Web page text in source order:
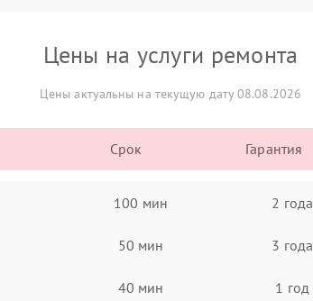
Цены на услуги ремонта
Цены актуальны на текущую дату 08.08.2026
Срок Гарантия
100 мин 2 года
50 мин 3 года
40 мин 1 год